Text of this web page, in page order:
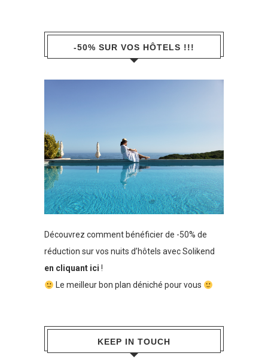
-50% SUR VOS HÔTELS !!!
Découvrez comment bénéficier de -50% de
réduction sur vos nuits d’hôtels avec Solikend
en cliquant ici !
Le meilleur bon plan déniché pour vous
KEEP IN TOUCH